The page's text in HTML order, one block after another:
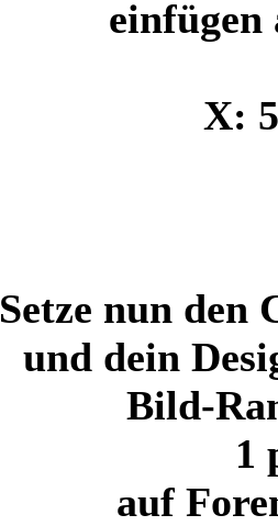
einfügen
X:
Setze nun den
und dein
Bild-
1
auf